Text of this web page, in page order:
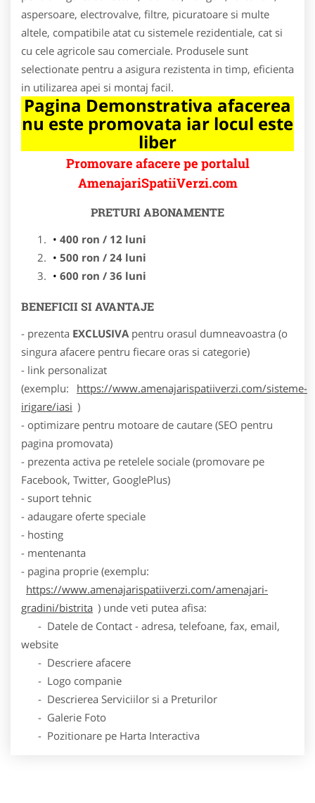
aspersoare, electrovalve, filtre, picuratoare si multe
altele, compatibile atat cu sistemele rezidentiale, cat si
cu cele agricole sau comerciale. Produsele sunt
selectionate pentru a asigura rezistenta in timp, eficienta
in utilizarea apei si montaj facil.
Pagina Demonstrativa afacerea
nu este promovata iar locul este
liber
Promovare afacere pe portalul
AmenajariSpatiiVerzi.com
PRETURI ABONAMENTE
400 ron / 12 luni
500 ron / 24 luni
600 ron / 36 luni
BENEFICII SI AVANTAJE
- prezenta EXCLUSIVA pentru orasul dumneavoastra (o
singura afacere pentru fiecare oras si categorie)
- link personalizat
(exemplu:
https://www.amenajarispatiiverzi.com/sisteme-
irigare/iasi )
- optimizare pentru motoare de cautare (SEO pentru
pagina promovata)
- prezenta activa pe retelele sociale (promovare pe
Facebook, Twitter, GooglePlus)
- suport tehnic
- adaugare oferte speciale
- hosting
- mentenanta
- pagina proprie (exemplu:
https://www.amenajarispatiiverzi.com/amenajari-
gradini/bistrita ) unde veti putea afisa:
- Datele de Contact - adresa, telefoane, fax, email,
website
- Descriere afacere
- Logo companie
- Descrierea Serviciilor si a Preturilor
- Galerie Foto
- Pozitionare pe Harta Interactiva